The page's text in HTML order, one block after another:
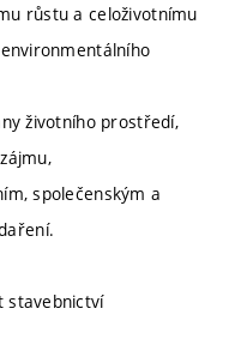
růstu a celoživotnímu
životního prostředí,
společenským a
stavebnictví